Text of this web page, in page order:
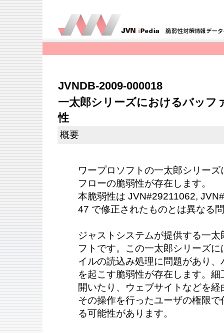
JVNDB-2009-000018
一太郎シリーズにおけるバッフ
性
概要
ワープロソフトの一太郎シリー
フローの脆弱性が存在します。
本脆弱性は JVN#29211062,
47 で修正されたものとは異なる
ジャストシステムが提供する一
フトです。この一太郎シリーズ
イルの読込み処理に問題があり
を起こす脆弱性が存在します。
開いたり、ウェブサイトなどを
その操作を行ったユーザの権限
る可能性があります。